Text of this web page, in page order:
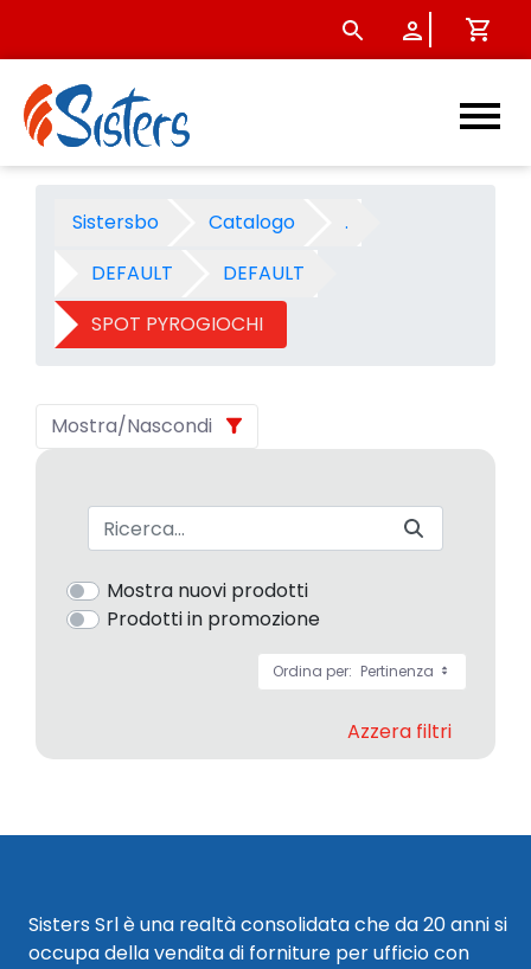
SPOT PYROGIOCHI -
Sistersbo Catalogo
.
DEFAULT
DEFAULT
SPOT PYROGIOCHI
Mostra/Nascondi
Barra di ricerca
Mostra nuovi prodotti
Prodotti in promozione
Ordina per: Pertinenza
Azzera filtri
Sisters Srl è una realtà consolidata che da 20 anni si
occupa della vendita di forniture per ufficio con